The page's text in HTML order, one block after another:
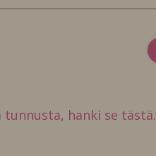
tunnusta, hanki se tästä.